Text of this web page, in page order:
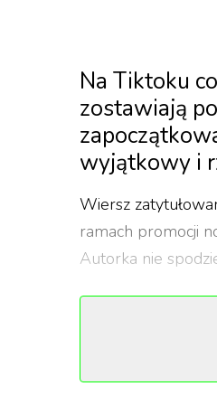
Na Tiktoku
zostawiają
wyjątkowy i
Wiersz
ramach promocji
Autorka nie
Wiersz opowiada
jednak zostały
jest krótki, ale